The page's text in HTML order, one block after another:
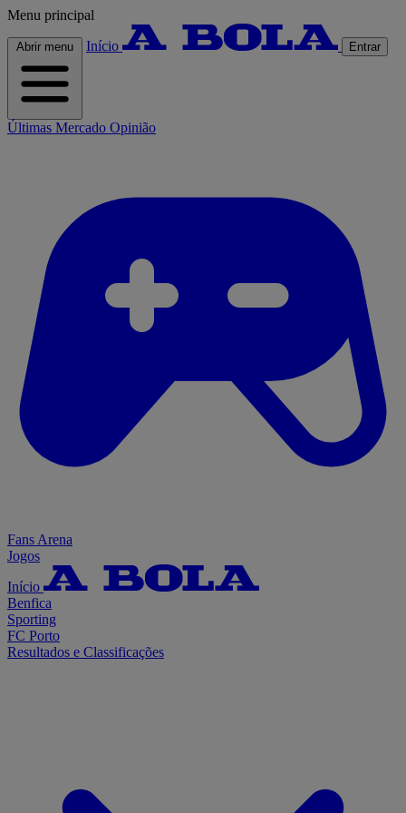
Menu principal
Abrir menu Início Entrar
Últimas Mercado Opinião
Fans Arena
Jogos
Início
Benfica
Sporting
FC Porto
Resultados e Classificações